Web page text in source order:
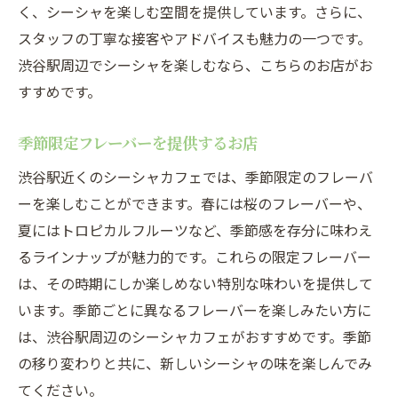
初心者が最初に試すべきフレーバー
シーシャの使い方講座がある店舗
初心者でも入りやすいシーシャ店
シーシャ初心者におすすめのセット
スタッフが親切な店舗の紹介
初心者向けのイベント開催情報
渋谷駅の最新シーシャ販売店どこで買えばいい
のか
購入前に知っておきたいシーシャの基礎知
識
渋谷駅周辺のシーシャ店の雰囲気比較
おすすめのシーシャ初心者セット
駅近で便利なシーシャ店のアクセス情報
シーシャ店の価格帯比較
く、シーシャを楽しむ空間を提供しています。さらに、
スタッフの丁寧な接客やアドバイスも魅力の一つです。
渋谷駅周辺でシーシャを楽しむなら、こちらのお店がお
すすめです。
季節限定フレーバーを提供するお店
渋谷駅近くのシーシャカフェでは、季節限定のフレーバ
ーを楽しむことができます。春には桜のフレーバーや、
夏にはトロピカルフルーツなど、季節感を存分に味わえ
るラインナップが魅力的です。これらの限定フレーバー
は、その時期にしか楽しめない特別な味わいを提供して
います。季節ごとに異なるフレーバーを楽しみたい方に
は、渋谷駅周辺のシーシャカフェがおすすめです。季節
の移り変わりと共に、新しいシーシャの味を楽しんでみ
てください。